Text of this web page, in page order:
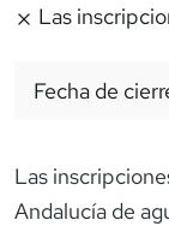
Las
Fecha de
Las
Andalucía de